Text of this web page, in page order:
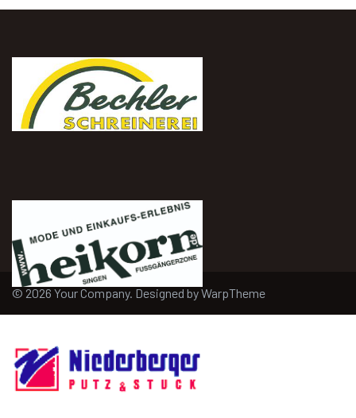
© 2026 Your Company. Designed byWarpTheme